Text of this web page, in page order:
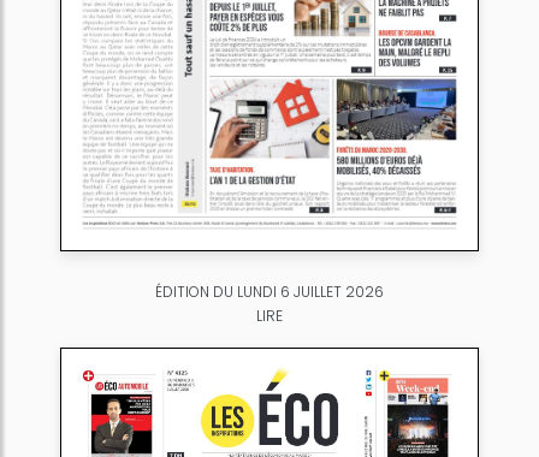
ÉDITION DU LUNDI 6 JUILLET 2026
LIRE